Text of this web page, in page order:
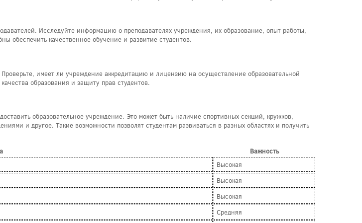
Исследуйте информацию о преподавателях учреждения, их образование, опыт работы,
обеспечить качественное обучение и развитие студентов.
имеет ли учреждение аккредитацию и лицензию на осуществление образовательной
образования и защиту прав студентов.
образовательное учреждение. Это может быть наличие спортивных секций, кружков,
и другое. Такие возможности позволят студентам развиваться в разных областях и получить
Важность
Высокая
Высокая
Высокая
Средняя